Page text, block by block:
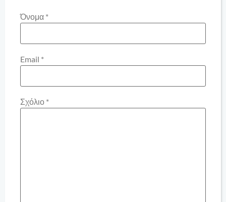
Όνομα *
Email *
Σχόλιο *